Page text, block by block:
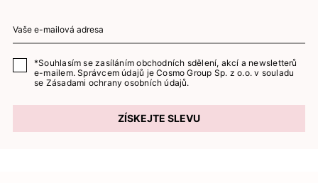
*Souhlasím se zasíláním obchodních sdělení, akcí a newsletterů
e-mailem. Správcem údajů je Cosmo Group Sp. z o.o. v souladu
se Zásadami ochrany osobních údajů.
ZÍSKEJTE SLEVU